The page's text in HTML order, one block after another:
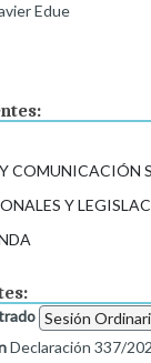
Edue
COMUNICACIÓN
Y
Sesión
Declaración 337/